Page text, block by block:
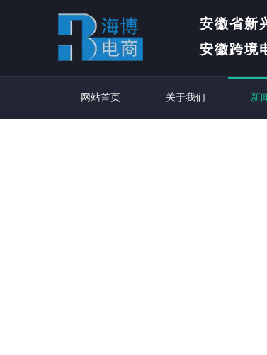
安徽省新
安徽跨境
网站首页 关于我们 新